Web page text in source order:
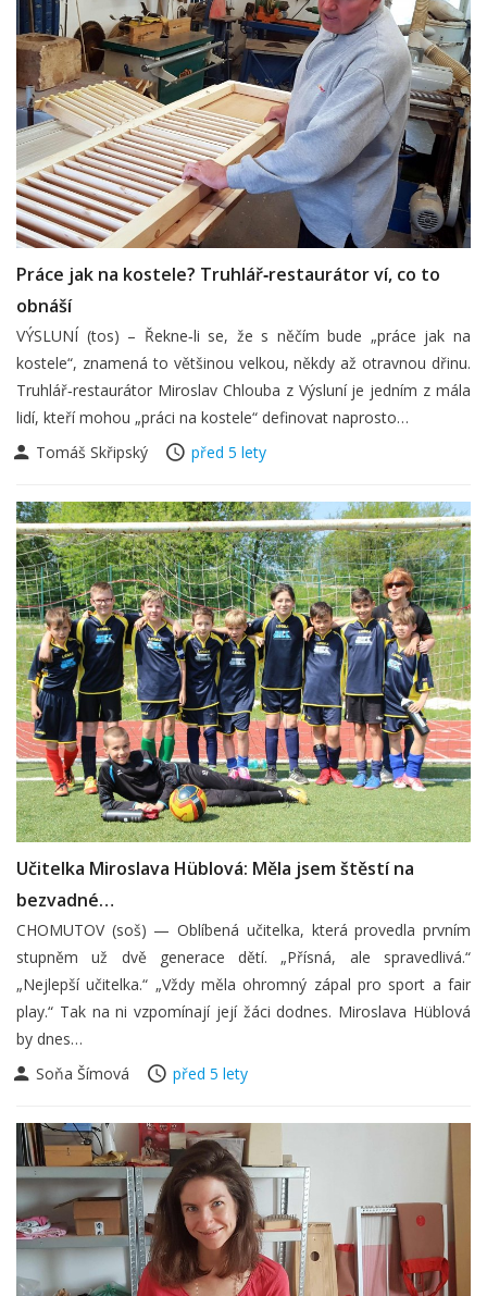
Práce jak na kostele? Truhlář­‑restaurátor ví, co to
obnáší
VÝSLUNÍ (tos) – Řekne­‑li se, že s něčím bude „práce jak na
kostele“, znamená to většinou velkou, někdy až otravnou dřinu.
Truhlář­‑restaurátor Miroslav Chlouba z Výsluní je jedním z mála
lidí, kteří mohou „práci na kostele“ definovat naprosto…
Tomáš Skřipský
před 5 lety
Učitelka Miroslava Hüblová: Měla jsem štěstí na
bezvadné…
CHOMUTOV (soš) — Oblíbená učitelka, která provedla prvním
stupněm už dvě generace dětí. „Přísná, ale spravedlivá.“
„Nejlepší učitelka.“ „Vždy měla ohromný zápal pro sport a fair
play.“ Tak na ni vzpomínají její žáci dodnes. Miroslava Hüblová
by dnes…
Soňa Šímová
před 5 lety